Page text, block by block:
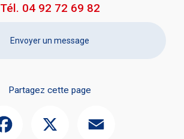
Tél. 04 92 72 69 82
Envoyer un message
Partagez cette page